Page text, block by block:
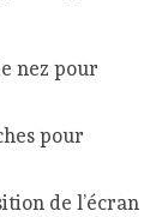
nez pour
pour
de l’écran